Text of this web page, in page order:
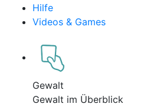
Hilfe
Videos & Games
Gewalt
Gewalt im Überblick